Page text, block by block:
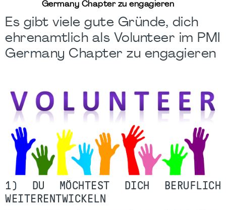
Germany Chapter zu engagieren
Es gibt viele gute Gründe, dich
ehrenamtlich als Volunteer im PMI
Germany Chapter zu engagieren
1) DU MÖCHTEST DICH BERUFLICH
WEITERENTWICKELN